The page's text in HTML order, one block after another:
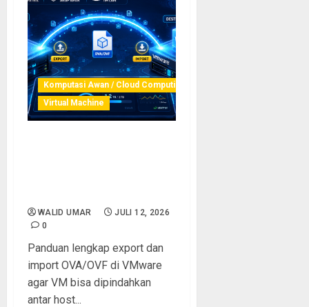
Komputasi Awan / Cloud Computing
Virtual Machine
WALID UMAR
JULI 12, 2026
0
Panduan lengkap export dan
import OVA/OVF di VMware
agar VM bisa dipindahkan
antar host...